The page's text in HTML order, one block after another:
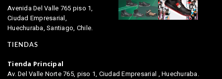
Avenida Del Valle 765 piso 1,
Ciudad Empresarial,
Huechuraba, Santiago, Chile.
TIENDAS
Tienda Principal
Av. Del Valle Norte 765, piso 1, Ciudad Empresarial , Huechuraba.